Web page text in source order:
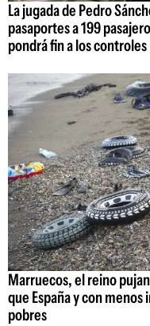
La jugada de Pedro
pasaportes a 199
pondrá fin a los controles
Marruecos, el reino
que España y con
pobres